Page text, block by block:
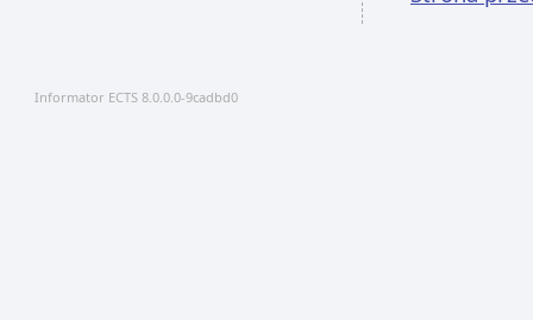
Informator ECTS 8.0.0.0-9cadbd0